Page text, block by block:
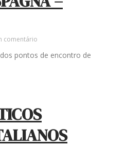
comentário
pontos de encontro de